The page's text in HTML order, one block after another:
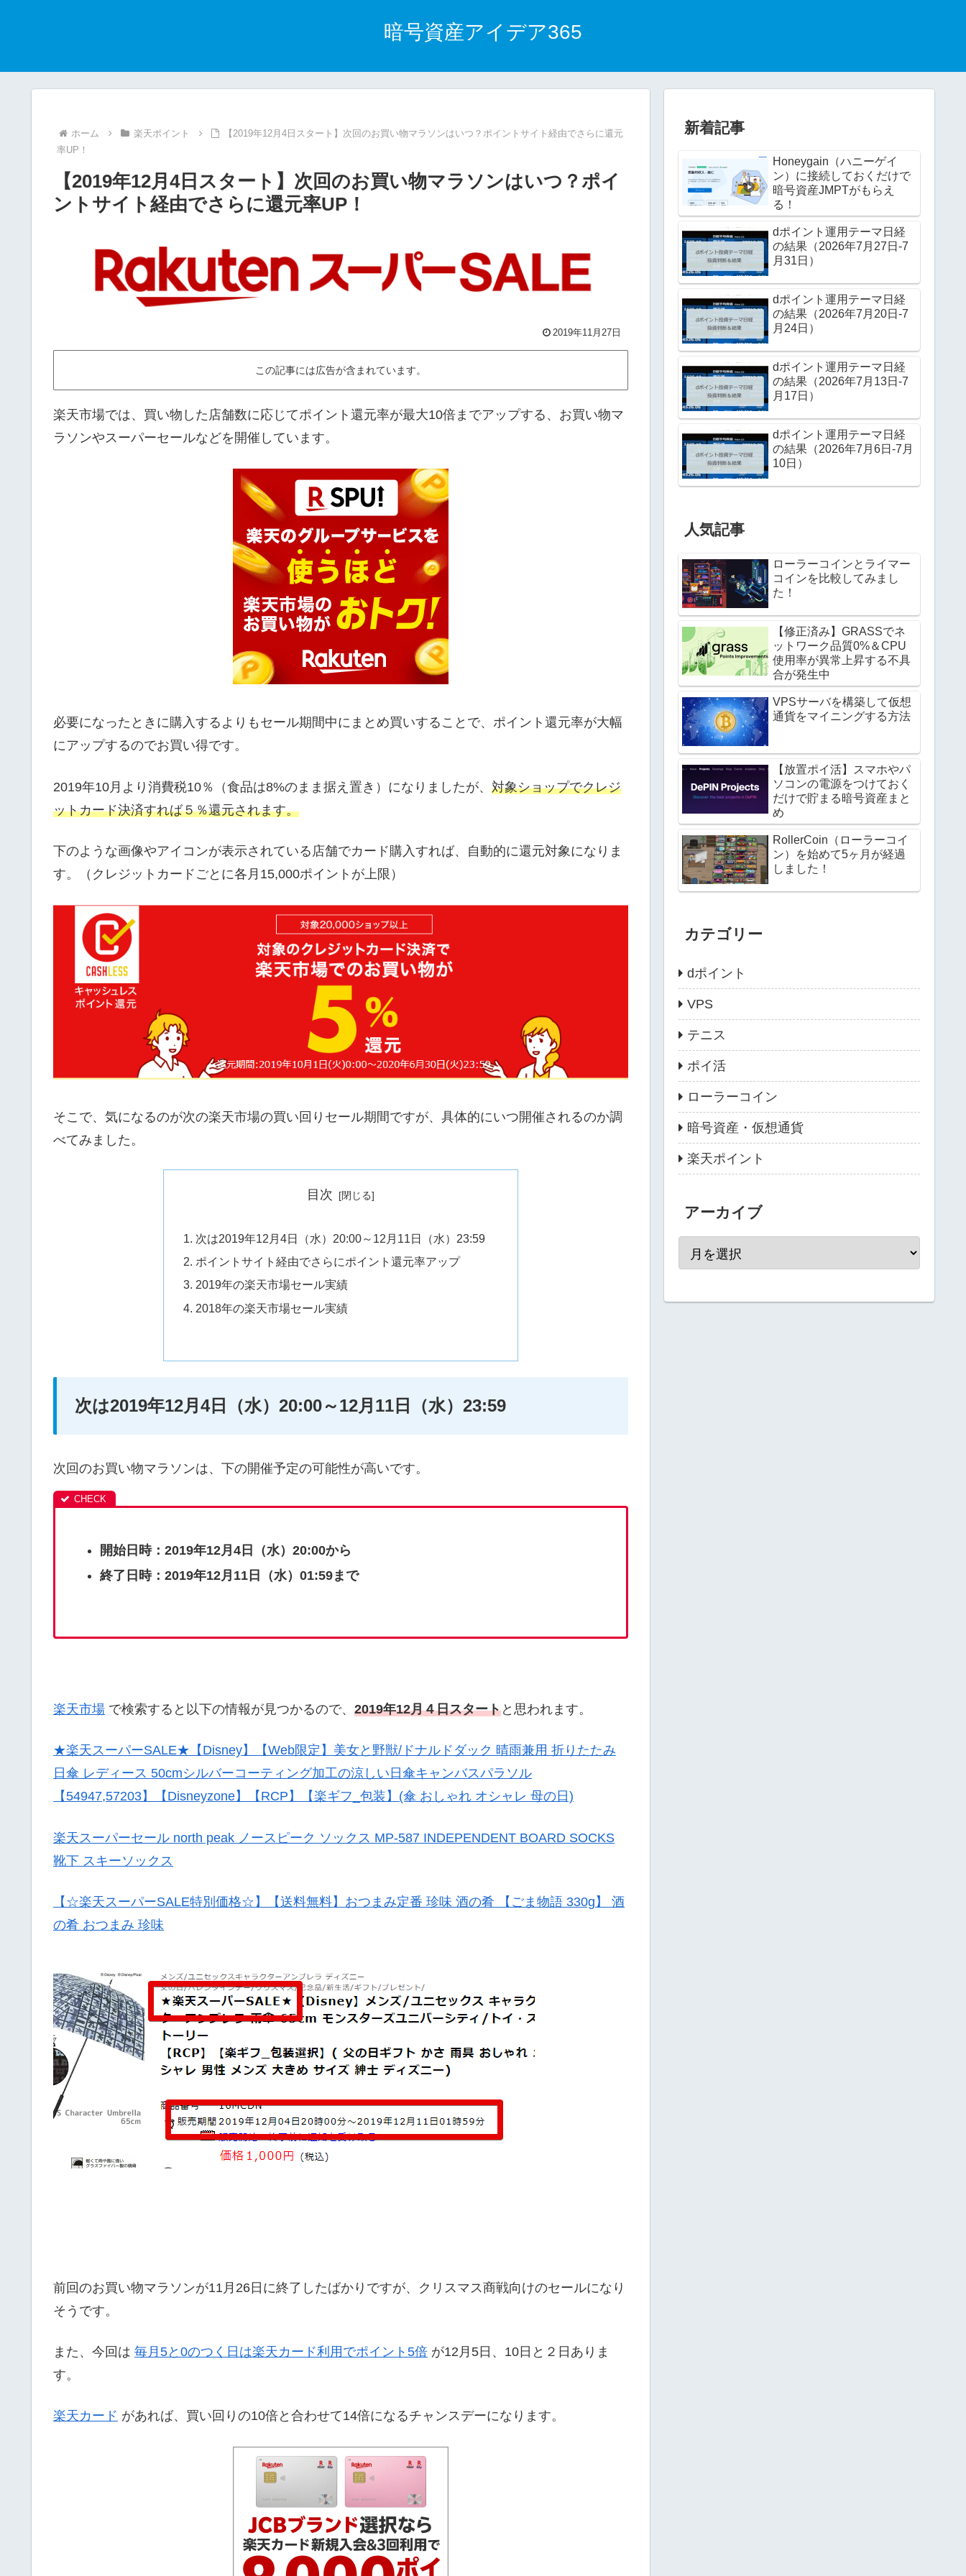
暗号資産アイデア365
ホーム 楽天ポイント
【2019年12月4日スタート】次回のお買い物マラソンはいつ？ポイントサイト経由でさらに還元
率UP！
【2019年12月4日スタート】次回のお買い物マラソンはいつ？ポイ
ントサイト経由でさらに還元率UP！
2019年11月27日
この記事には広告が含まれています。
楽天市場では、買い物した店舗数に応じてポイント還元率が最大10倍までアップする、お買い物マ
ラソンやスーパーセールなどを開催しています。
必要になったときに購入するよりもセール期間中にまとめ買いすることで、ポイント還元率が大幅
にアップするのでお買い得です。
2019年10月より消費税10％（食品は8%のまま据え置き）になりましたが、 対象ショップでクレジ
ットカード決済すれば５％還元されます。
下のような画像やアイコンが表示されている店舗でカード購入すれば、自動的に還元対象になりま
す。（クレジットカードごとに各月15,000ポイントが上限）
そこで、気になるのが次の楽天市場の買い回りセール期間ですが、具体的にいつ開催されるのか調
べてみました。
目次
次は2019年12月4日（水）20:00～12月11日（水）23:59
ポイントサイト経由でさらにポイント還元率アップ
2019年の楽天市場セール実績
2018年の楽天市場セール実績
次は2019年12月4日（水）20:00～12月11日（水）23:59
次回のお買い物マラソンは、下の開催予定の可能性が高いです。
開始日時：2019年12月4日（水）20:00から
終了日時：2019年12月11日（水）01:59まで
楽天市場 で検索すると以下の情報が見つかるので、 2019年12月４日スタートと思われます。
★楽天スーパーSALE★【Disney】【Web限定】美女と野獣/ドナルドダック 晴雨兼用 折りたたみ
日傘 レディース 50cmシルバーコーティング加工の涼しい日傘キャンバスパラソル
【54947,57203】【Disneyzone】【RCP】【楽ギフ_包装】(傘 おしゃれ オシャレ 母の日)
楽天スーパーセール north peak ノースピーク ソックス MP-587 INDEPENDENT BOARD SOCKS
靴下 スキーソックス
【☆楽天スーパーSALE特別価格☆】【送料無料】おつまみ定番 珍味 酒の肴 【ごま物語 330g】 酒
の肴 おつまみ 珍味
前回のお買い物マラソンが11月26日に終了したばかりですが、クリスマス商戦向けのセールになり
そうです。
また、今回は 毎月5と0のつく日は楽天カード利用でポイント5倍 が12月5日、10日と２日ありま
す。
楽天カード があれば、買い回りの10倍と合わせて14倍になるチャンスデーになります。
新着記事
Honeygain（ハニーゲイ
ン）に接続しておくだけで
暗号資産JMPTがもらえ
る！
dポイント運用テーマ日経
の結果（2026年7月27日-7
月31日）
dポイント運用テーマ日経
の結果（2026年7月20日-7
月24日）
dポイント運用テーマ日経
の結果（2026年7月13日-7
月17日）
dポイント運用テーマ日経
の結果（2026年7月6日-7月
10日）
人気記事
ローラーコインとライマー
コインを比較してみまし
た！
【修正済み】GRASSでネ
ットワーク品質0%＆CPU
使用率が異常上昇する不具
合が発生中
VPSサーバを構築して仮想
通貨をマイニングする方法
【放置ポイ活】スマホやパ
ソコンの電源をつけておく
だけで貯まる暗号資産まと
め
RollerCoin（ローラーコイ
ン）を始めて5ヶ月が経過
しました！
カテゴリー
dポイント
VPS
テニス
ポイ活
ローラーコイン
暗号資産・仮想通貨
楽天ポイント
アーカイブ